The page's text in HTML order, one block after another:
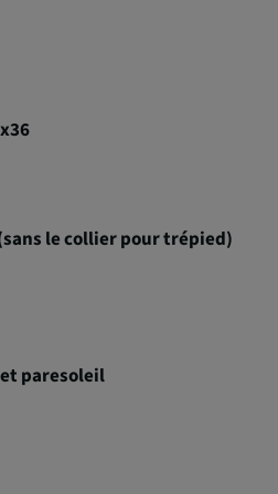
le collier pour trépied)
paresoleil